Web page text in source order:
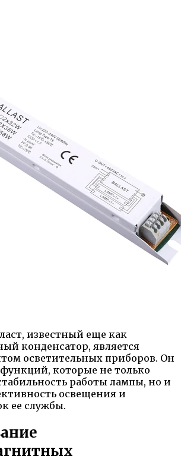
известный еще как
конденсатор, является
осветительных приборов. Он
которые не только
работы лампы, но и
освещения и
ее службы.